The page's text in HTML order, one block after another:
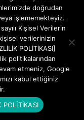
doğrudan
işlememekteyiz.
Kişisel Verilerin
verilerinizin
POLİTİKASI]
politikalarından
etmeniz, Google
kabul ettiğiniz
POLİTİKASI